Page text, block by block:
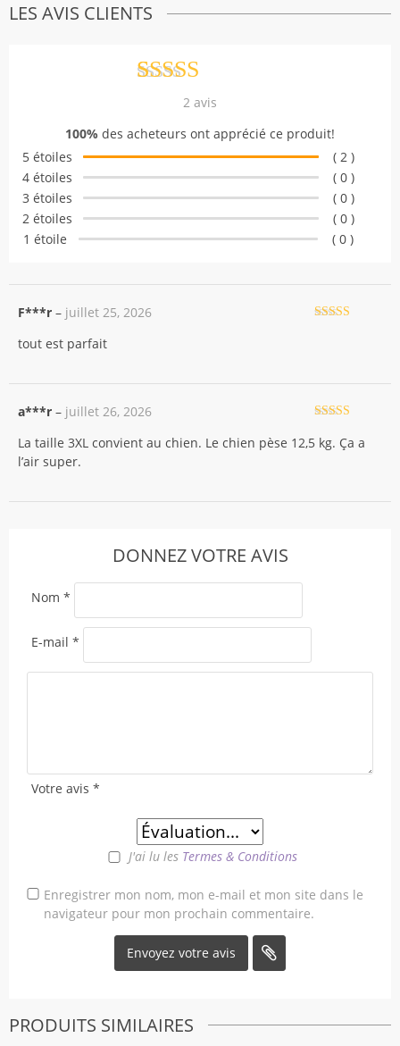
LES AVIS CLIENTS
Noté5.00
sur 5 basé
surnotations
client
2 avis
100% des acheteurs ont apprécié ce produit!
5 étoiles
( 2 )
4 étoiles
( 0 )
3 étoiles
( 0 )
2 étoiles
( 0 )
1 étoile
( 0 )
F***r – juillet 25, 2026
tout est parfait
a***r – juillet 26, 2026
La taille 3XL convient au chien. Le chien pèse 12,5 kg. Ça a
l’air super.
DONNEZ VOTRE AVIS
Votre avis *
J'ai lu les Termes & Conditions
Nom *
E-mail *
Enregistrer mon nom, mon e-mail et mon site dans le
navigateur pour mon prochain commentaire.
PRODUITS SIMILAIRES